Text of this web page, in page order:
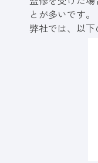
とが多いです。
弊社では、以下